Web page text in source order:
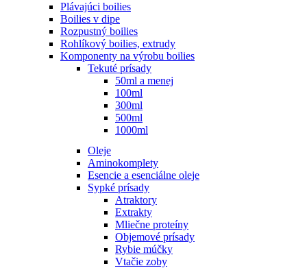
Plávajúci boilies
Boilies v dipe
Rozpustný boilies
Rohlíkový boilies, extrudy
Komponenty na výrobu boilies
Tekuté prísady
50ml a menej
100ml
300ml
500ml
1000ml
Oleje
Aminokomplety
Esencie a esenciálne oleje
Sypké prísady
Atraktory
Extrakty
Mliečne proteíny
Objemové prísady
Rybie múčky
Vtačie zoby